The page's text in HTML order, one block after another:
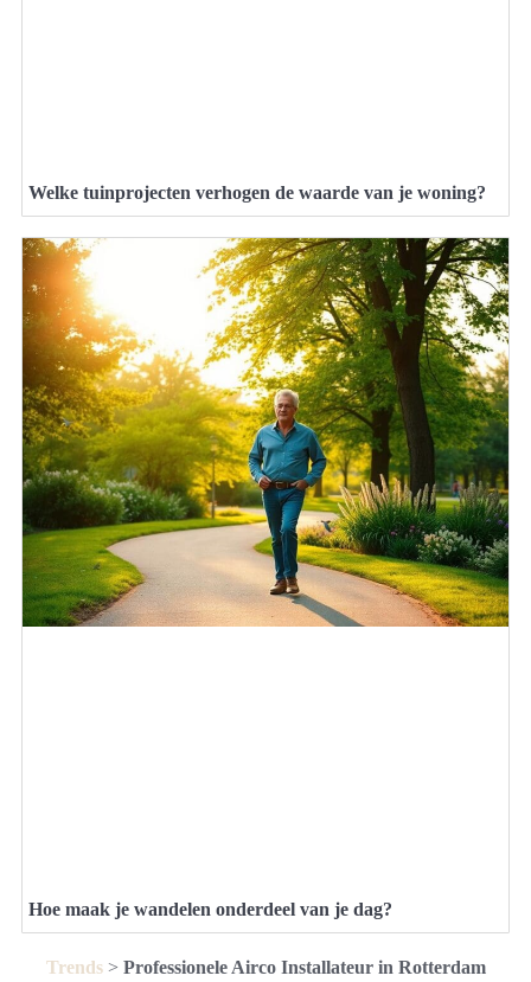
Welke tuinprojecten verhogen de waarde van je woning?
Hoe maak je wandelen onderdeel van je dag?
Trends> Professionele Airco Installateur in Rotterdam